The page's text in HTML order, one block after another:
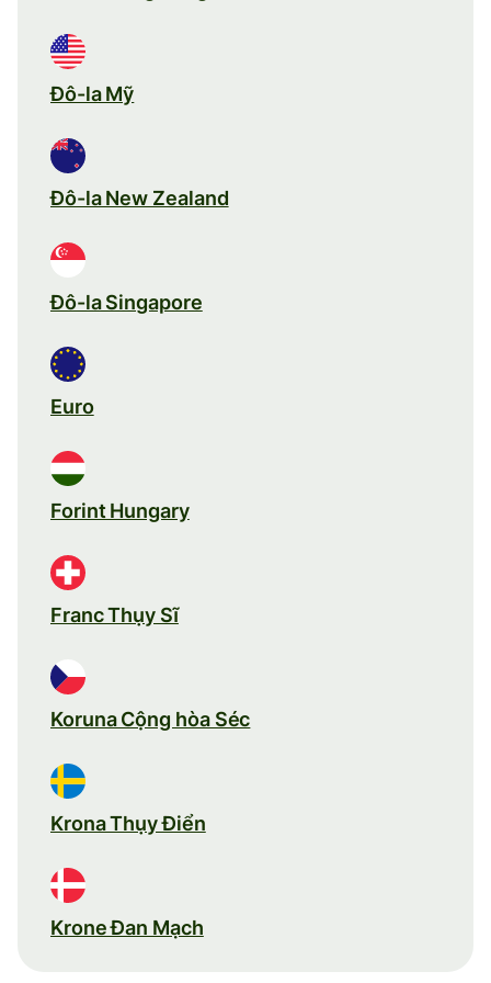
Đô-la Mỹ
Đô-la New Zealand
Đô-la Singapore
Euro
Forint Hungary
Franc Thụy Sĩ
Koruna Cộng hòa Séc
Krona Thụy Điển
Krone Đan Mạch